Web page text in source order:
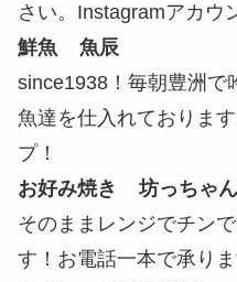
さい。Instagramアカウ
鮮魚 魚辰
since1938！毎朝豊洲で
魚達を仕入れておりま
プ！
お好み焼き 坊っちゃん
そのままレンジでチン
す！お電話一本で承りま